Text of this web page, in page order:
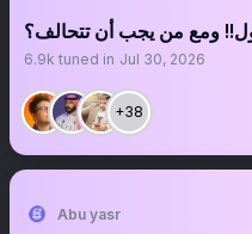
ومع من يجب أن تتحالف؟
6.9k tuned in Jul 30, 2026
+38
Abu yasr